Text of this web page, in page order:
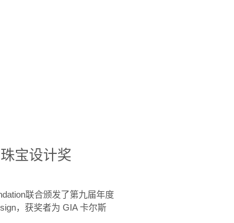
宝设计奖
联合颁发了第九届年度
，获奖者为 GIA 卡尔斯